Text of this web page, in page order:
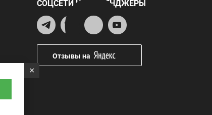
СОЦСЕТИ И МЕССЕНДЖЕРЫ
Отзывы на
×